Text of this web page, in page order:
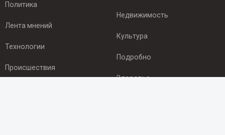
Политика
Лента мнений
Технологии
Происшествия
Недвижимость
Культура
Подробно
Здоровье